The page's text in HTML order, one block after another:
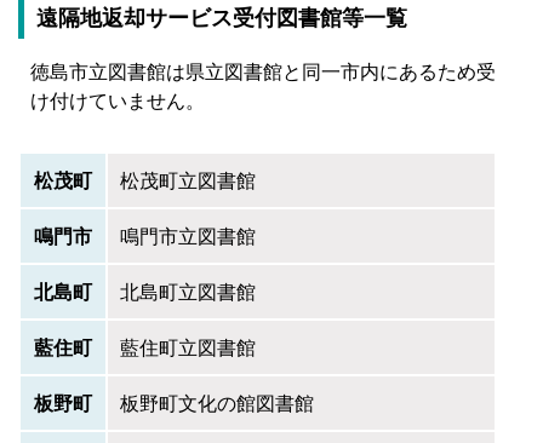
遠隔地返却サービス受付図書館等一覧
徳島市立図書館は県立図書館と同一市内にあるため受
け付けていません。
松茂町
松茂町立図書館
鳴門市
鳴門市立図書館
北島町
北島町立図書館
藍住町
藍住町立図書館
板野町
板野町文化の館図書館